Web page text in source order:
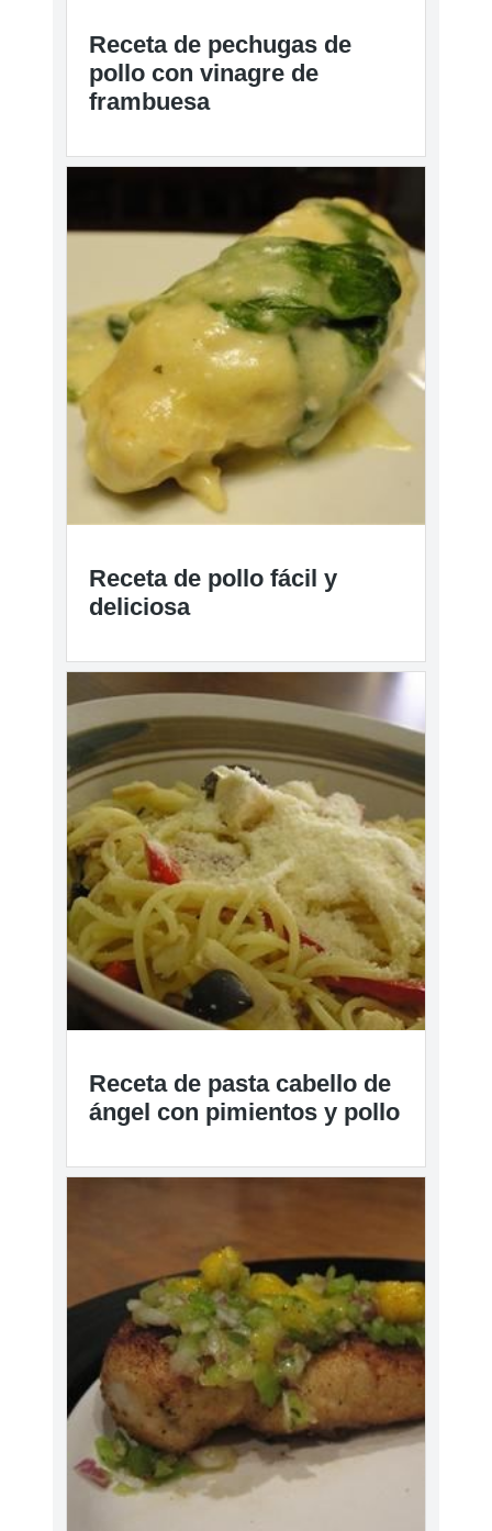
Receta de pechugas de
pollo con vinagre de
frambuesa
Receta de pollo fácil y
deliciosa
Receta de pasta cabello de
ángel con pimientos y pollo